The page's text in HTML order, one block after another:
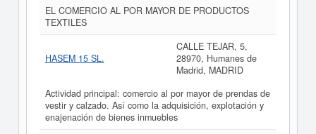
EL COMERCIO AL POR MAYOR DE PRODUCTOS
TEXTILES
HASEM 15 SL.
CALLE TEJAR, 5,
28970, Humanes de
Madrid, MADRID
Actividad principal: comercio al por mayor de prendas de
vestir y calzado. Así como la adquisición, explotación y
enajenación de bienes inmuebles